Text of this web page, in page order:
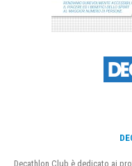
Decathlon Club è dedicato ai